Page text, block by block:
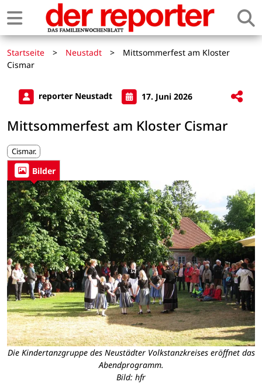
Startseite > Neustadt >
Mittsommerfest am Kloster
Cismar
reporter Neustadt 17. Juni 2026
Mittsommerfest am Kloster Cismar
Cismar.
Bilder
Die Kindertanzgruppe des Neustädter Volkstanzkreises eröffnet das
Abendprogramm.
Bild: hfr